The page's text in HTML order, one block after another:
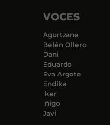
VOCES
Agurtzane
Belén Ollero
Dani
Eduardo
Eva Argote
Endika
Iker
Iñigo
Javi